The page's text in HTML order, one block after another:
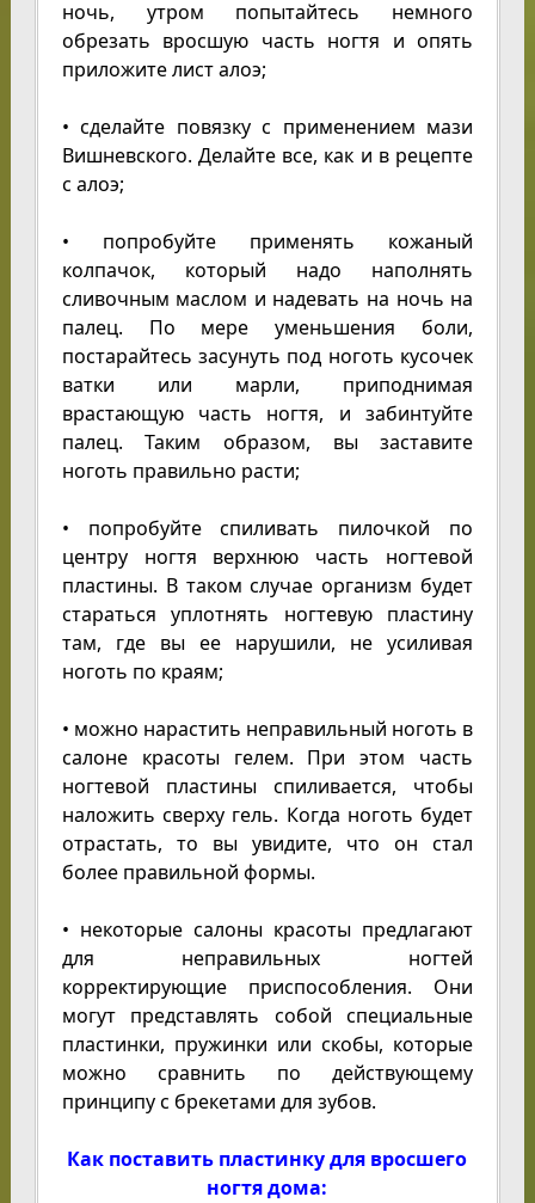
ночь, утром попытайтесь немного
обрезать вросшую часть ногтя и опять
приложите лист алоэ;
• сделайте повязку с применением мази
Вишневского. Делайте все, как и в рецепте
с алоэ;
• попробуйте применять кожаный
колпачок, который надо наполнять
сливочным маслом и надевать на ночь на
палец. По мере уменьшения боли,
постарайтесь засунуть под ноготь кусочек
ватки или марли, приподнимая
врастающую часть ногтя, и забинтуйте
палец. Таким образом, вы заставите
ноготь правильно расти;
• попробуйте спиливать пилочкой по
центру ногтя верхнюю часть ногтевой
пластины. В таком случае организм будет
стараться уплотнять ногтевую пластину
там, где вы ее нарушили, не усиливая
ноготь по краям;
• можно нарастить неправильный ноготь в
салоне красоты гелем. При этом часть
ногтевой пластины спиливается, чтобы
наложить сверху гель. Когда ноготь будет
отрастать, то вы увидите, что он стал
более правильной формы.
• некоторые салоны красоты предлагают
для неправильных ногтей
корректирующие приспособления. Они
могут представлять собой специальные
пластинки, пружинки или скобы, которые
можно сравнить по действующему
принципу с брекетами для зубов.
Как поставить пластинку для вросшего
ногтя дома: